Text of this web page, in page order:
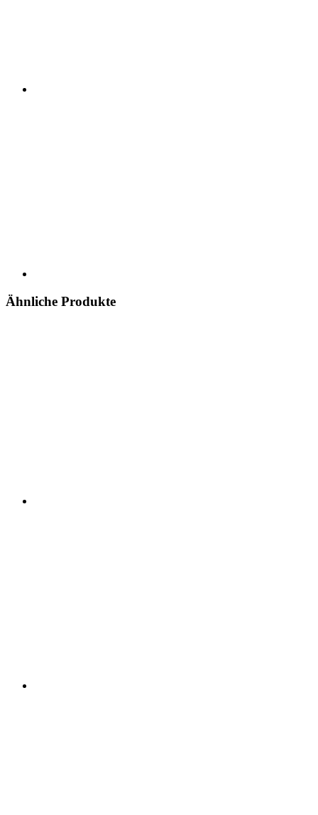
Ähnliche Produkte